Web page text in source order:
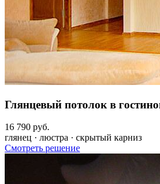
Глянцевый потолок в
16 790 руб.
глянец · люстра · скрытый карниз
Смотреть решение